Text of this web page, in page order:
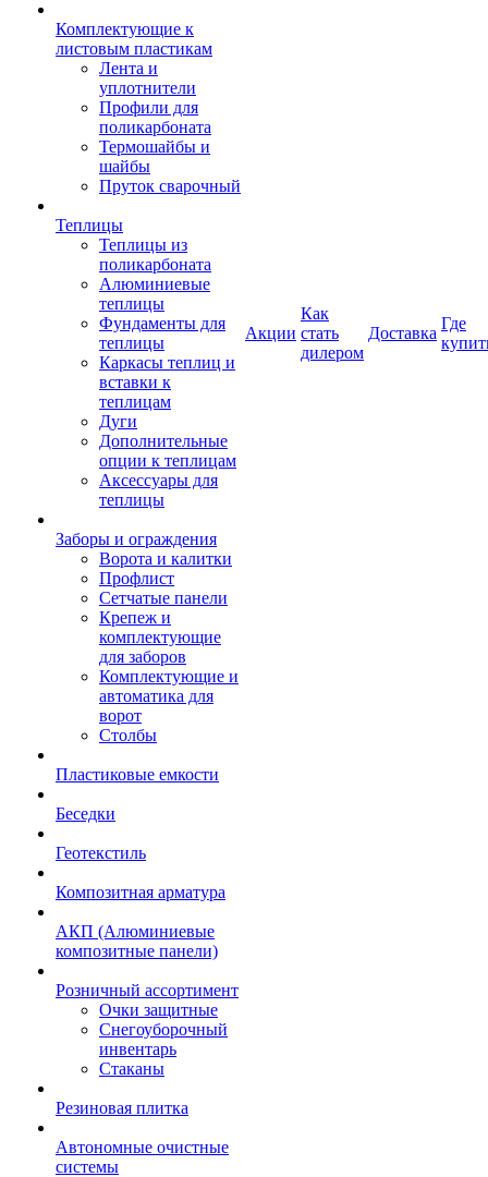
Комплектующие к
листовым пластикам
Лента и
уплотнители
Профили для
поликарбоната
Термошайбы и
шайбы
Пруток сварочный
Теплицы
Теплицы из
поликарбоната
Алюминиевые
теплицы
Фундаменты для
теплицы
Каркасы теплиц и
вставки к
теплицам
Дуги
Дополнительные
опции к теплицам
Аксессуары для
теплицы
Заборы и ограждения
Ворота и калитки
Профлист
Сетчатые панели
Крепеж и
комплектующие
для заборов
Комплектующие и
автоматика для
ворот
Столбы
Пластиковые емкости
Беседки
Геотекстиль
Композитная арматура
АКП (Алюминиевые
композитные панели)
Розничный ассортимент
Очки защитные
Снегоуборочный
инвентарь
Стаканы
Резиновая плитка
Автономные очистные
системы
Акции
Как
стать
дилером
Доставка
Где